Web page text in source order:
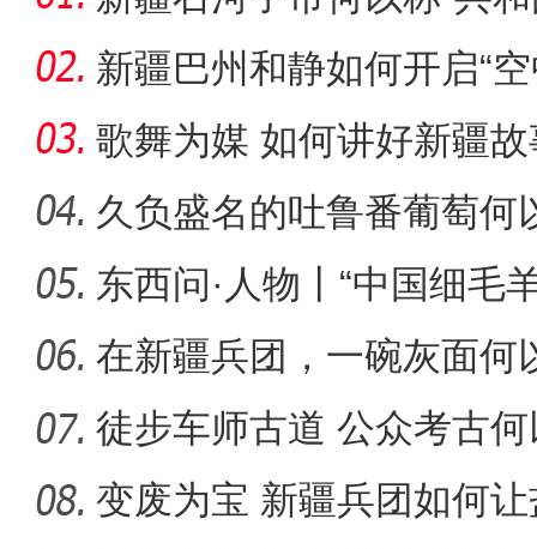
体验马术成为新疆兵团民众
新疆巴州和静如何开启“
歌舞为媒 如何讲好新疆
久负盛名的吐鲁番葡萄何
东西问·人物丨“中国细毛
脚
在新疆兵团，一碗灰面何
徒步车师古道 公众考古何
化遗
变废为宝 新疆兵团如何让